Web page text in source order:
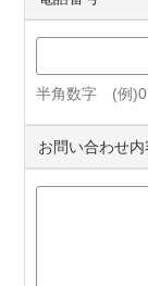
半角数字 (例
お問い合わせ内